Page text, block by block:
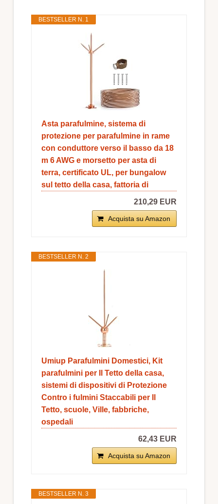
BESTSELLER N. 1
Asta parafulmine, sistema di
protezione per parafulmine in rame
con conduttore verso il basso da 18
m 6 AWG e morsetto per asta di
terra, certificato UL, per bungalow
sul tetto della casa, fattoria di
210,29 EUR
Acquista su Amazon
BESTSELLER N. 2
Umiup Parafulmini Domestici, Kit
parafulmini per Il Tetto della casa,
sistemi di dispositivi di Protezione
Contro i fulmini Staccabili per Il
Tetto, scuole, Ville, fabbriche,
ospedali
62,43 EUR
Acquista su Amazon
BESTSELLER N. 3